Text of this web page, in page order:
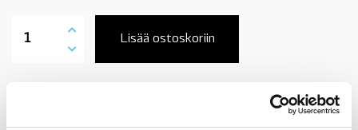
BMW
ohjainlaitelaatikkoon,
Lisää ostoskoriin